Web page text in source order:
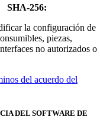
SHA-256:
la configuración de
piezas,
no autorizados o
del acuerdo del
DEL SOFTWARE DE